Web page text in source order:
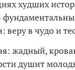
худших
веру в чудо и
жадный,
душит